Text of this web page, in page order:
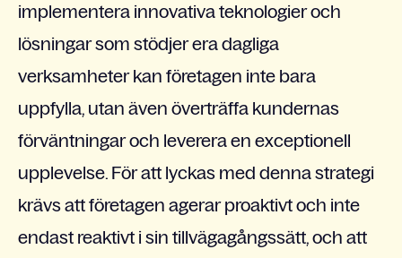
implementera innovativa teknologier och
lösningar som stödjer era dagliga
verksamheter kan företagen inte bara
uppfylla, utan även överträffa kundernas
förväntningar och leverera en exceptionell
upplevelse. För att lyckas med denna strategi
krävs att företagen agerar proaktivt och inte
endast reaktivt i sin tillvägagångssätt, och att